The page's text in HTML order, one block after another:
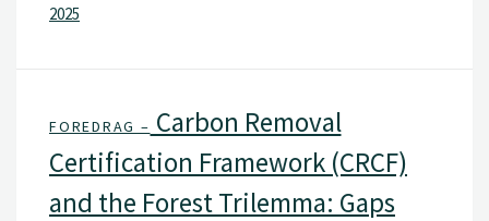
2025
FOREDRAG – Carbon Removal
Certification Framework (CRCF)
and the Forest Trilemma: Gaps